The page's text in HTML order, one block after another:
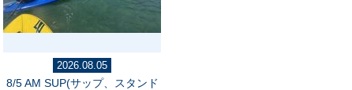
2026.08.05
8/5 AM SUP(サップ、スタンド